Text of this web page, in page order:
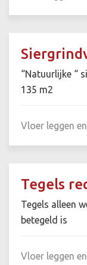
“Natuurlijke “
135 m2
Vloer leggen
Tegels
Tegels alleen
betegeld is
Vloer leggen